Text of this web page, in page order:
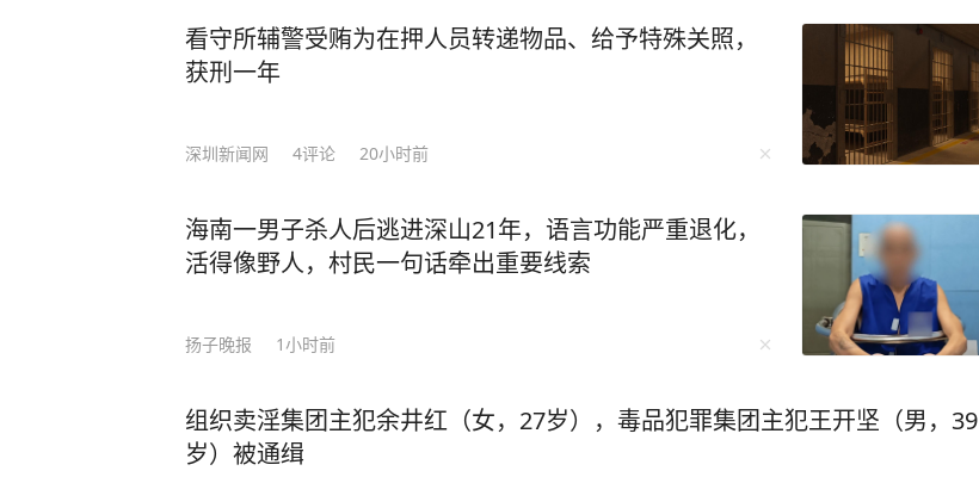
看守所辅警受贿为在押人员转递物品、给予特殊关照，
获刑一年
深圳新闻网 4评论 20小时前
海南一男子杀人后逃进深山21年，语言功能严重退化，
活得像野人，村民一句话牵出重要线索
扬子晚报 1小时前
组织卖淫集团主犯余井红（女，27岁），毒品犯罪集团主犯王开坚（男，39
岁）被通缉